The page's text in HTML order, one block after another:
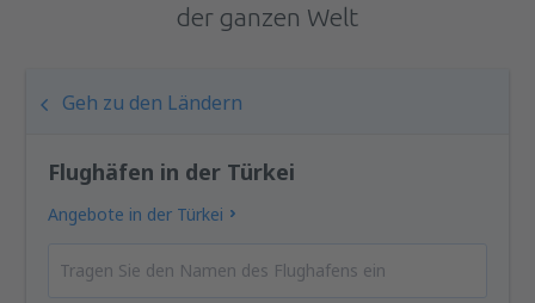
der ganzen Welt
Geh zu den Ländern
Flughäfen in der Türkei
Angebote in der Türkei